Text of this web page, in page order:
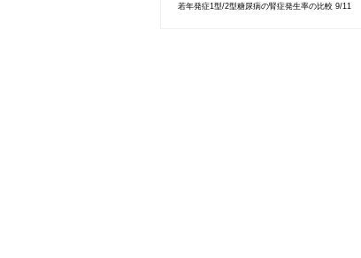
若年発症1型/2型糖尿病の腎症発生率の比較 9/11